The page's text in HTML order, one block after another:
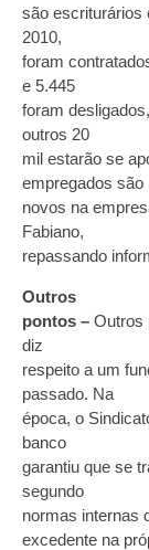
são escriturários
2010,
foram
e 5.445
foram
outros 20
mil estarão se
empregados são
novos na
Fabiano,
repassando
Outros
pontos – Outros
diz
respeito a um
passado. Na
época, o
banco
garantiu que se
segundo
normas internas
excedente na